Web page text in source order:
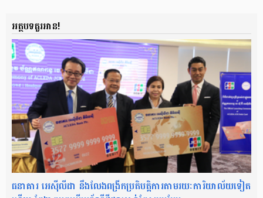
អត្ថបទគួរអាន!
ធនាគារ អេស៊ីលីដា នឹងលែងពង្រីកប្រតិបត្តិការតាមរយៈការិយាល័យទៀត